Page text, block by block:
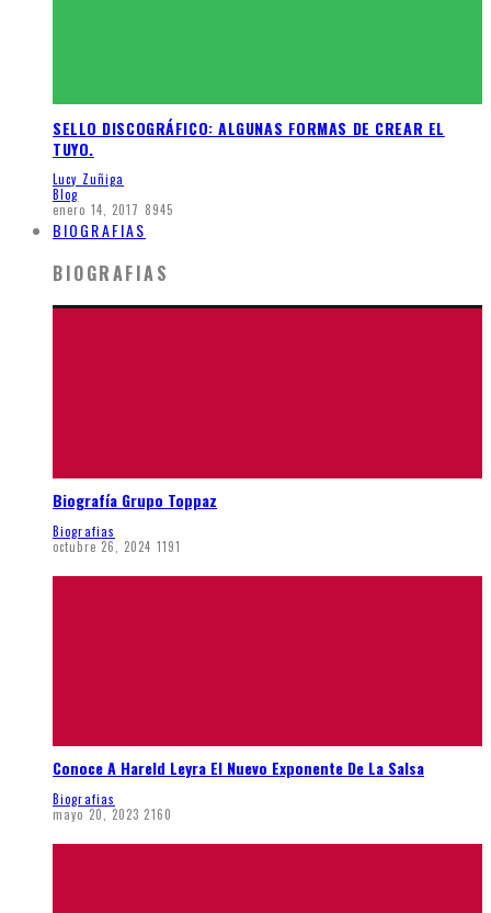
SELLO DISCOGRÁFICO: ALGUNAS FORMAS DE CREAR EL
TUYO.
Lucy Zuñiga
Blog
enero 14, 2017 8945
BIOGRAFIAS
BIOGRAFIAS
Biografía Grupo Toppaz
Biografias
octubre 26, 2024 1191
Conoce A Hareld Leyra El Nuevo Exponente De La Salsa
Biografias
mayo 20, 2023 2160